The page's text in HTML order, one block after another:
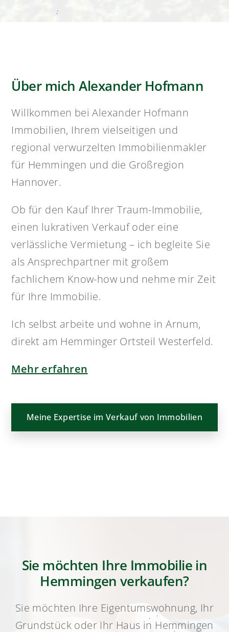
Über mich Alexander Hofmann
Willkommen bei Alexander Hofmann
Immobilien, Ihrem vielseitigen und
regional verwurzelten Immobilienmakler
für Hemmingen und die Großregion
Hannover.
Ob für den Kauf Ihrer Traum-Immobilie,
einen lukrativen Verkauf oder eine
verlässliche Vermietung – ich begleite Sie
als Ansprechpartner mit großem
fachlichem Know-how und nehme mir Zeit
für Ihre Immobilie.
Ich selbst arbeite und wohne in Arnum,
direkt am Hemminger Ortsteil Westerfeld.
Mehr erfahren
Meine Expertise im Verkauf von Immobilien
Sie möchten Ihre Immobilie in
Hemmingen verkaufen?
Sie möchten Ihre Eigentumswohnung, Ihr
Grundstück oder Ihr Haus in Hemmingen